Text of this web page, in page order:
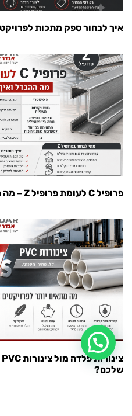
איך לבחור ספק מתכות
פרופיל C לעומת פרופיל Z – מה ההבדל ואיך בוחרים נכון?
שלכם?